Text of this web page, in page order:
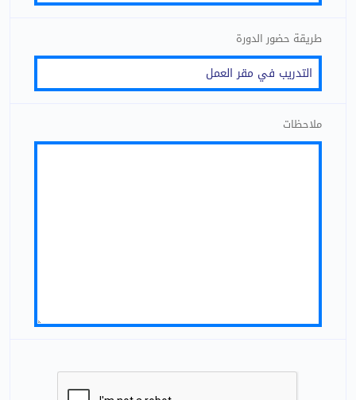
طريقة حضور الدورة
ملاحظات